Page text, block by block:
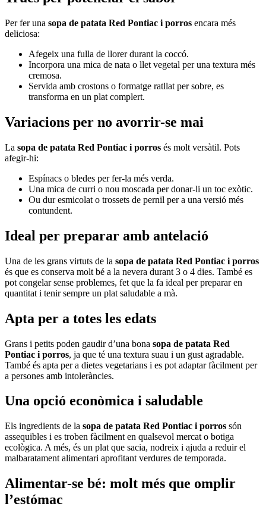
Per fer una sopa de patata Red Pontiac i porros encara més
deliciosa:
Afegeix una fulla de llorer durant la coccó.
Incorpora una mica de nata o llet vegetal per una textura més
cremosa.
Servida amb crostons o formatge ratllat per sobre, es
transforma en un plat complert.
Variacions per no avorrir-se mai
La sopa de patata Red Pontiac i porros és molt versàtil. Pots
afegir-hi:
Espínacs o bledes per fer-la més verda.
Una mica de curri o nou moscada per donar-li un toc exòtic.
Ou dur esmicolat o trossets de pernil per a una versió més
contundent.
Ideal per preparar amb antelació
Una de les grans virtuts de la sopa de patata Red Pontiac i porros
és que es conserva molt bé a la nevera durant 3 o 4 dies. També es
pot congelar sense problemes, fet que la fa ideal per preparar en
quantitat i tenir sempre un plat saludable a mà.
Apta per a totes les edats
Grans i petits poden gaudir d’una bona sopa de patata Red
Pontiac i porros, ja que té una textura suau i un gust agradable.
També és apta per a dietes vegetarians i es pot adaptar fàcilment per
a persones amb intoleràncies.
Una opció econòmica i saludable
Els ingredients de la sopa de patata Red Pontiac i porros són
assequibles i es troben fàcilment en qualsevol mercat o botiga
ecològica. A més, és un plat que sacia, nodreix i ajuda a reduir el
malbaratament alimentari aprofitant verdures de temporada.
Alimentar-se bé: molt més que omplir
l’estómac